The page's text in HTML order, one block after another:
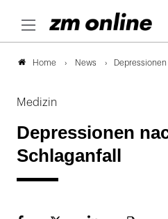
Home News Depressionen
Medizin
Depressionen
Schlaganfall